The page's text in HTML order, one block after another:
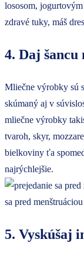
lososom,
zdravé tuky, máš
4. Daj
Mliečne výrobky sú
skúmaný aj v
mliečne výrobky
tvaroh, skyr,
bielkoviny ťa
najrýchlejšie.
5. Vyskúšaj